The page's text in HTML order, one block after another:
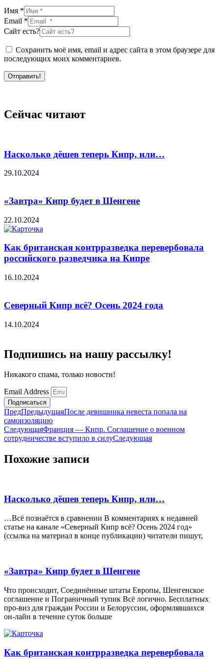
Имя *
Email *
Сайт есть?
Сохранить моё имя, email и адрес сайта в этом браузере для
последующих моих комментариев.
Отправить!
Сейчас читают
Насколько дёшев теперь Кипр, или…
29.10.2024
«Завтра» Кипр будет в Шенгене
22.10.2024
Как британская контрразведка перевербовала
российского разведчика на Кипре
16.10.2024
Северный Кипр всё? Осень 2024 года
14.10.2024
Подпишись на нашу рассылку!
Никакого спама, только новости!
Email Address
Подписаться
ПредПредыдущаяПосле девишника невеста попала на
самоизоляцию
СледующаяФранция — Кипр. Соглашение о военном
сотрудничестве вступило в силуСледующая
Похожие записи
Насколько дёшев теперь Кипр, или…
…Всё познаётся в сравнении В комментариях к недавней
статье на канале «Северный Кипр всё? Осень 2024 год»
(ссылка на материал в конце публикации) читатели пишут,
«Завтра» Кипр будет в Шенгене
Что происходит, Соединённые штаты Европы, Шенгенское
соглашение и Пограничный тупик Всё логично. Бесплатных
про-виз для граждан России и Белоруссии, оформлявшихся
он-лайн в течение суток больше
Как британская контрразведка перевербовала